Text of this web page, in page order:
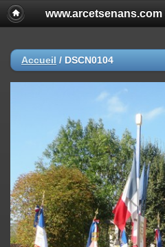
Accueil / DSCN0104